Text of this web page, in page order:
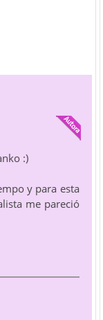
:)
y para esta
me pareció